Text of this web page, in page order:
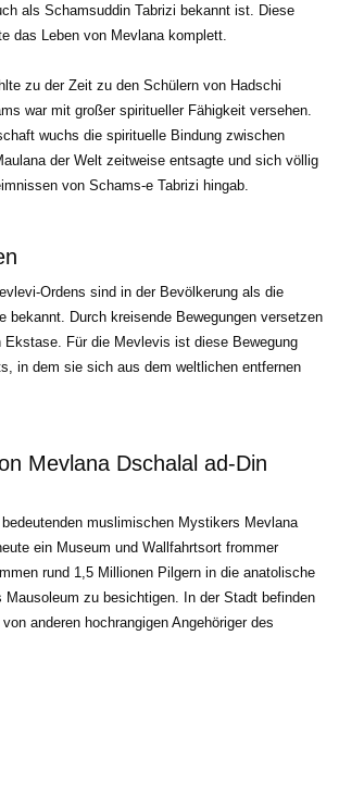
als Schamsuddin Tabrizi bekannt ist. Diese
das Leben von Mevlana komplett.
zu der Zeit zu den Schülern von Hadschi
war mit großer spiritueller Fähigkeit versehen.
wuchs die spirituelle Bindung zwischen
der Welt zeitweise entsagte und sich völlig
von Schams-e Tabrizi hingab.
Ordens sind in der Bevölkerung als die
bekannt. Durch kreisende Bewegungen versetzen
Für die Mevlevis ist diese Bewegung
in dem sie sich aus dem weltlichen entfernen
Mevlana Dschalal ad-Din
muslimischen Mystikers Mevlana
ein Museum und Wallfahrtsort frommer
rund 1,5 Millionen Pilgern in die anatolische
zu besichtigen. In der Stadt befinden
anderen hochrangigen Angehöriger des